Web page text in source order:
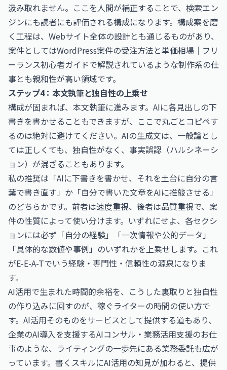
汲み取れません。ここを人間が補正することで、検索エン
ジンにも読者にも評価される構成になります。構成案を磨
く工程は、Webサイト全体の設計とも通じるものがあり、
案件としてはWordPress案件の受注方法と単価相場｜フリ
ーランス初心者ガイドで解説されているような制作系の仕
事とも親和性が高い領域です。
ステップ4：本文執筆と独自性の上乗せ
構成が固まれば、本文執筆に進みます。AIに各見出しの下
書きを書かせることもできますが、ここで丸ごとコピペす
るのは絶対に避けてください。AIの生成文は、一般論とし
ては正しくても、独自性がなく、事実誤認（ハルシネーシ
ョン）が混ざることもあります。
私の推奨は「AIに下書きを書かせ、それを土台に自分の言
葉で書き直す」か「自分で書いた文章をAIに推敲させる」
のどちらかです。前者は速度重視、後者は品質重視で、案
件の性質によって使い分けます。いずれにせよ、各セクシ
ョンには必ず「自分の経験」「一次情報や公的データ」
「具体的な数値や事例」のいずれかを上乗せします。これ
がE-E-A-Tでいう経験・専門性・信頼性の源泉になりま
す。
AI活用で生まれた時間的余裕を、こうした裏取りと独自性
の作り込みに回すのが、稼ぐライターの時間の使い方で
す。AI活用そのものをサービスとして提供する道もあり、
企業のAI導入を支援するAIコンサル・業務活用支援のお仕
事のような、ライティングの一歩先にある業務委託も広が
っています。書くスキルにAI活用の知見が加わると、提供